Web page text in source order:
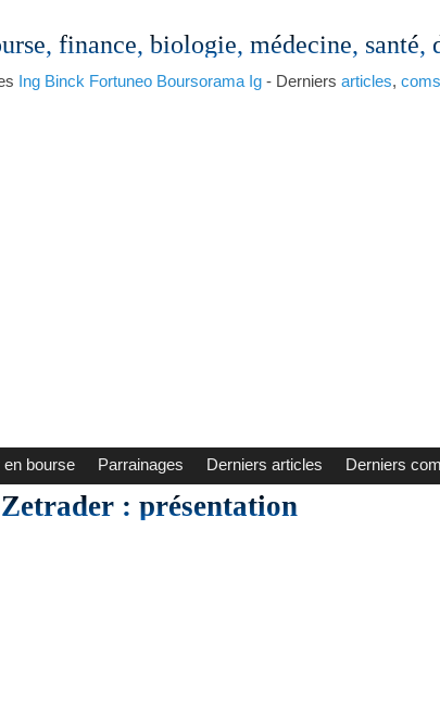
finance, biologie, médecine,
Ing Binck Fortuneo Boursorama Ig- Derniers articles, coms
en bourse Parrainages Derniers articles Derniers
: présentation